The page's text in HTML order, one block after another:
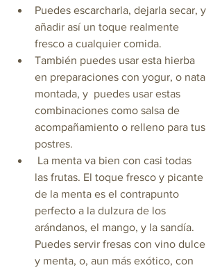
Puedes escarcharla, dejarla secar, y
añadir así un toque realmente
fresco a cualquier comida.
También puedes usar esta hierba
en preparaciones con yogur, o nata
montada, y  puedes usar estas
combinaciones como salsa de
acompañamiento o relleno para tus
postres.
las frutas. El toque fresco y picante
de la menta es el contrapunto
perfecto a la dulzura de los
arándanos, el mango, y la sandía.
Puedes servir fresas con vino dulce
y menta, o, aun más exótico, con